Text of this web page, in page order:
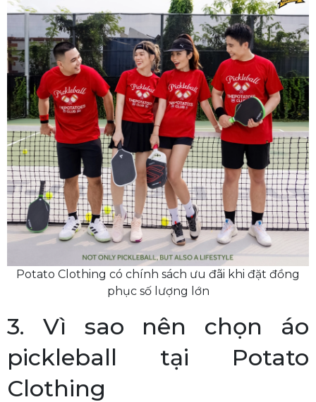
Potato Clothing có chính sách ưu đãi khi đặt đồng
phục số lượng lớn
3. Vì sao nên chọn áo
pickleball tại Potato
Clothing